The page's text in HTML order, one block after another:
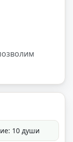
10 души